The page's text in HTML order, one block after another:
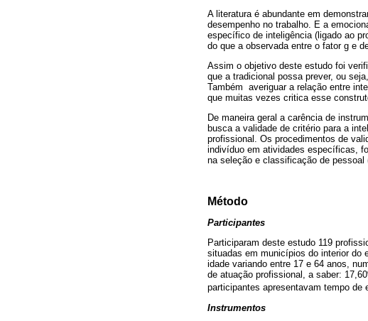
A literatura é abundante em
desempenho no trabalho. E a
específico de inteligência (ligado ao
do que a observada entre o fator g e
Assim o objetivo deste estudo foi
que a tradicional possa prever, ou
Também averiguar a relação entre
que muitas vezes critica esse
De maneira geral a carência de
busca a validade de critério para a
profissional. Os procedimentos de
indivíduo em atividades específicas,
na seleção e classificação de pessoal
Método
Participantes
Participaram deste estudo 119
situadas em municípios do interior do
idade variando entre 17 e 64 anos,
de atuação profissional, a saber:
participantes apresentavam tempo de
Instrumentos